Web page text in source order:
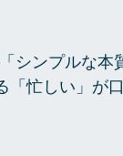
シンプルな本
忙しい」が